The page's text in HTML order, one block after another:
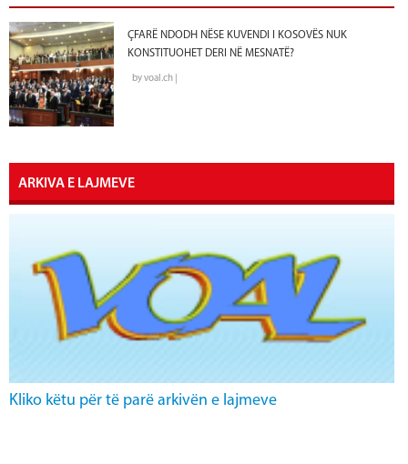
ÇFARË NDODH NËSE KUVENDI I KOSOVËS NUK
KONSTITUOHET DERI NË MESNATË?
by voal.ch |
ARKIVA E LAJMEVE
Kliko këtu për të parë arkivën e lajmeve